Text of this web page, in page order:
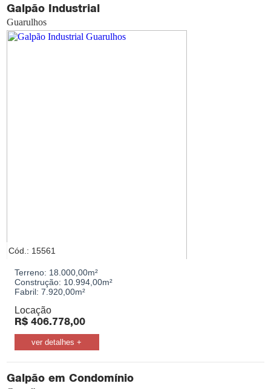
Galpão Industrial
Guarulhos
Cód.: 15561
Terreno: 18.000,00m²
Construção: 10.994,00m²
Fabril: 7.920,00m²
Locação
R$406.778,00
ver detalhes +
Galpão em Condomínio